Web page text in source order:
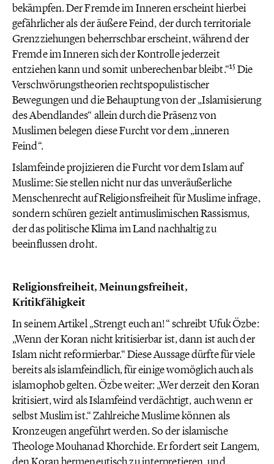
bekämpfen. Der Fremde im Inneren erscheint hierbei
gefährlicher als der äußere Feind, der durch territoriale
Grenzziehungen beherrschbar erscheint, während der
Fremde im Inneren sich der Kontrolle jederzeit
entziehen kann und somit unberechenbar bleibt.“15Die
Verschwörungstheorien rechtspopulistischer
Bewegungen und die Behauptung von der „Islamisierung
des Abendlandes“ allein durch die Präsenz von
Muslimen belegen diese Furcht vor dem „inneren
Feind“.
Islamfeinde projizieren die Furcht vor dem Islam auf
Muslime: Sie stellen nicht nur das unveräußerliche
Menschenrecht auf Religionsfreiheit für Muslime infrage,
sondern schüren gezielt antimuslimischen Rassismus,
der das politische Klima im Land nachhaltig zu
beeinflussen droht.
Religionsfreiheit, Meinungsfreiheit,
Kritikfähigkeit
In seinem Artikel „Strengt euch an!“ schreibt Ufuk Özbe:
„Wenn der Koran nicht kritisierbar ist, dann ist auch der
Islam nicht reformierbar.“ Diese Aussage dürfte für viele
bereits als islamfeindlich, für einige womöglich auch als
islamophob gelten. Özbe weiter: „Wer derzeit den Koran
kritisiert, wird als Islamfeind verdächtigt, auch wenn er
selbst Muslim ist.“ Zahlreiche Muslime können als
Kronzeugen angeführt werden. So der islamische
Theologe Mouhanad Khorchide. Er fordert seit Langem,